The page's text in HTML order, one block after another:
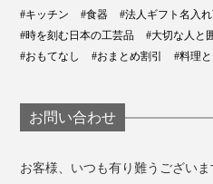
#キッチン #食器 #法人ギフト名入
#時を刻む日本の工芸品
#大切な人と
#おもてなし
#おまとめ割引 #料理
お問い合わせ
お客様、いつも有り難うございま